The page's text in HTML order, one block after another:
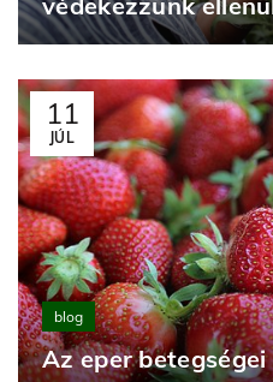
11
JÚL
blog
Az eper betegségei